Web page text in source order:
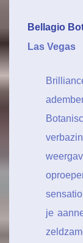
Bellagio
Las Vegas
je